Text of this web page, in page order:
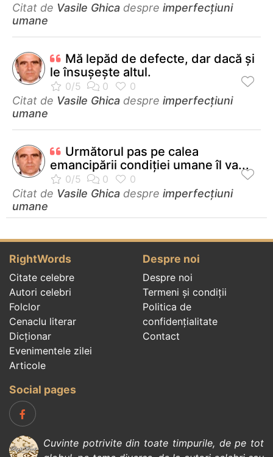
Citat de Vasile Ghica despre imperfecțiuni
umane
Mă lepăd de defecte, dar dacă și
le însușește altul.
Citat de Vasile Ghica despre imperfecțiuni
umane
Următorul pas pe calea
emancipării condiţiei umane îl va...
Citat de Vasile Ghica despre imperfecțiuni
umane
RightWords
Citate celebre
Autori celebri
Folclor
Cenaclu literar
Dicționar
Evenimentele zilei
Articole
Despre noi
Despre noi
Termeni și condiții
Politica de
confidenţialitate
Contact
Social pages
Cuvinte potrivite din toate timpurile, de pe tot